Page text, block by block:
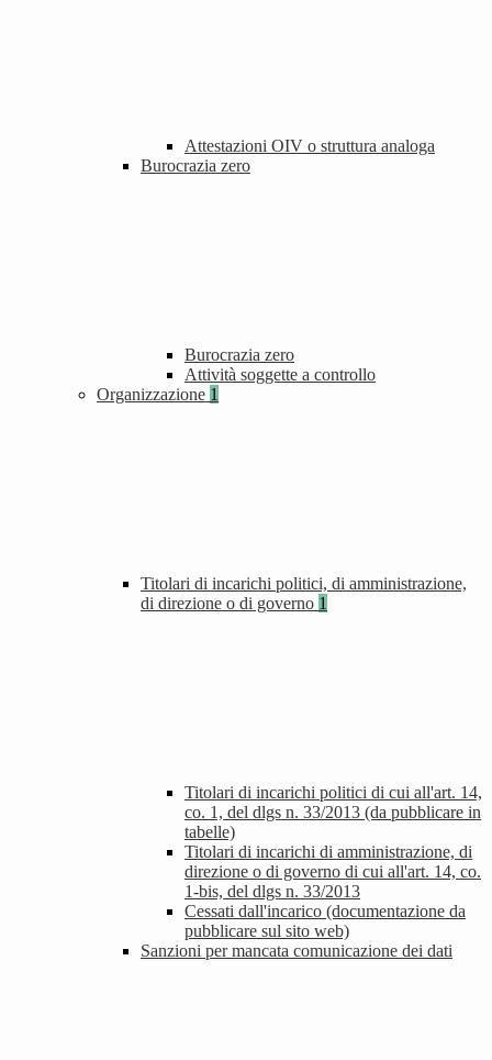
Attestazioni OIV o struttura analoga
Burocrazia zero
Burocrazia zero
Attività soggette a controllo
Organizzazione 1
Titolari di incarichi politici, di amministrazione,
di direzione o di governo 1
Titolari di incarichi politici di cui all'art. 14,
co. 1, del dlgs n. 33/2013 (da pubblicare in
tabelle)
Titolari di incarichi di amministrazione, di
direzione o di governo di cui all'art. 14, co.
1-bis, del dlgs n. 33/2013
Cessati dall'incarico (documentazione da
pubblicare sul sito web)
Sanzioni per mancata comunicazione dei dati